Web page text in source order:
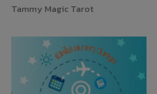
Tammy Magic Tarot